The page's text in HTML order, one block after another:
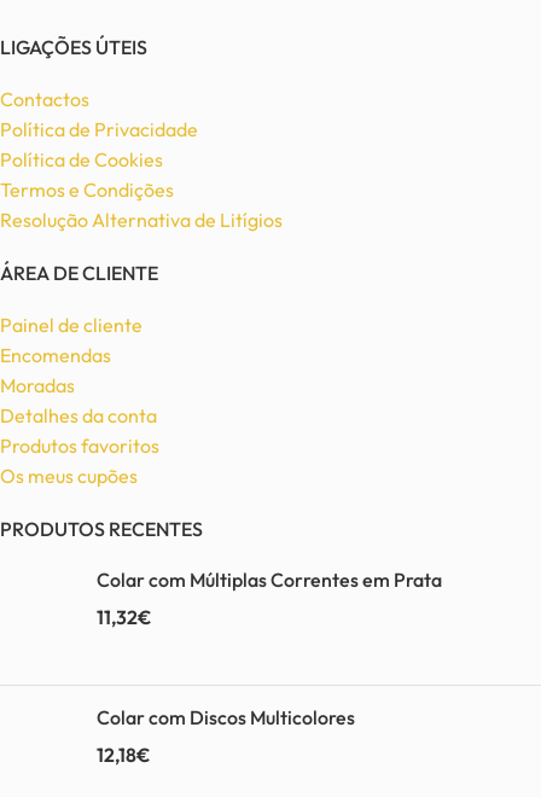
LIGAÇÕES ÚTEIS
Contactos
Política de Privacidade
Política de Cookies
Termos e Condições
Resolução Alternativa de Litígios
ÁREA DE CLIENTE
Painel de cliente
Encomendas
Moradas
Detalhes da conta
Produtos favoritos
Os meus cupões
PRODUTOS RECENTES
Colar com Múltiplas Correntes em Prata
11,32€
Colar com Discos Multicolores
12,18€